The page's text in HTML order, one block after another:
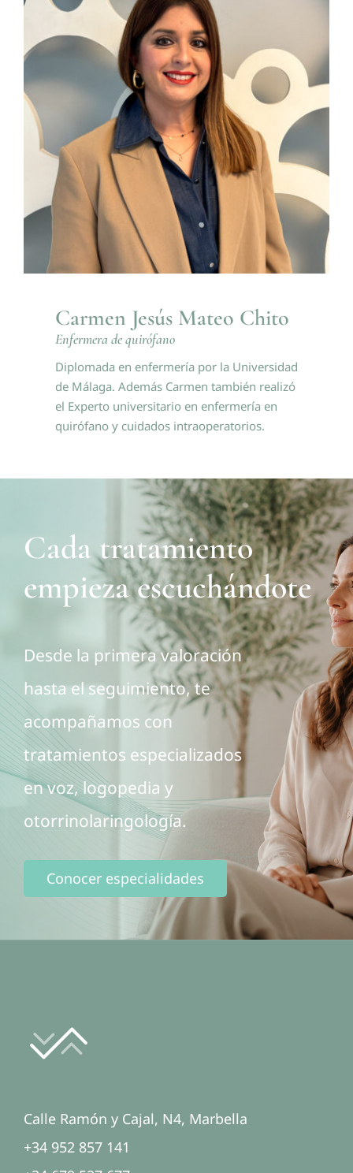
Carmen Jesús Mateo Chito
Enfermera de quirófano
Diplomada en enfermería por la Universidad
de Málaga. Además Carmen también realizó
el Experto universitario en enfermería en
quirófano y cuidados intraoperatorios.
Cada tratamiento
empieza escuchándote
Desde la primera valoración
hasta el seguimiento, te
acompañamos con
tratamientos especializados
en voz, logopedia y
otorrinolaringología.
Conocer especialidades
Calle Ramón y Cajal, N4, Marbella
+34 952 857 141